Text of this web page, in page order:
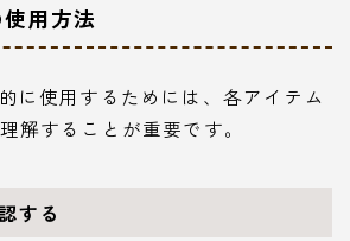
用方法
に使用するためには、各アイテム
解することが重要です。
する